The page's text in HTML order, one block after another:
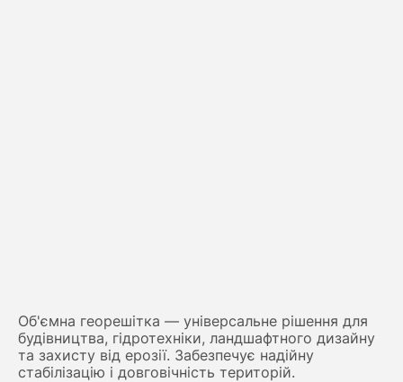
Об'ємна георешітка — універсальне рішення для
будівництва, гідротехніки, ландшафтного дизайну
та захисту від ерозії. Забезпечує надійну
стабілізацію і довговічність територій.